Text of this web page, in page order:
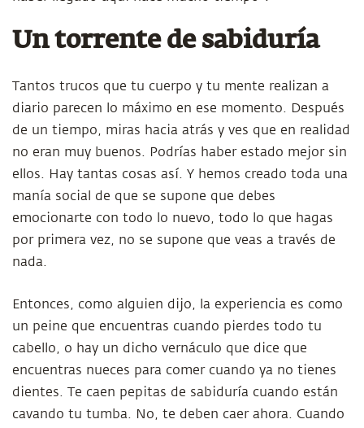
Un torrente de sabiduría
Tantos trucos que tu cuerpo y tu mente realizan a
diario parecen lo máximo en ese momento. Después
de un tiempo, miras hacia atrás y ves que en realidad
no eran muy buenos. Podrías haber estado mejor sin
ellos. Hay tantas cosas así. Y hemos creado toda una
manía social de que se supone que debes
emocionarte con todo lo nuevo, todo lo que hagas
por primera vez, no se supone que veas a través de
nada.
Entonces, como alguien dijo, la experiencia es como
un peine que encuentras cuando pierdes todo tu
cabello, o hay un dicho vernáculo que dice que
encuentras nueces para comer cuando ya no tienes
dientes. Te caen pepitas de sabiduría cuando están
cavando tu tumba. No, te deben caer ahora. Cuando